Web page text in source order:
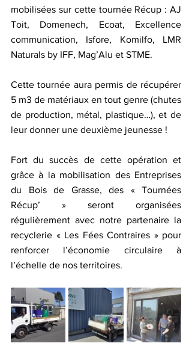
mobilisées sur cette tournée Récup : AJ
Toit, Domenech, Ecoat, Excellence
communication, Isfore, Komilfo, LMR
Naturals by IFF, Mag’Alu et STME.
Cette tournée aura permis de récupérer
5 m3 de matériaux en tout genre (chutes
de production, métal, plastique…), et de
leur donner une deuxième jeunesse !
Fort du succès de cette opération et
grâce à la mobilisation des Entreprises
du Bois de Grasse, des « Tournées
Récup’ » seront organisées
régulièrement avec notre partenaire la
recyclerie « Les Fées Contraires » pour
renforcer l’économie circulaire à
l’échelle de nos territoires.